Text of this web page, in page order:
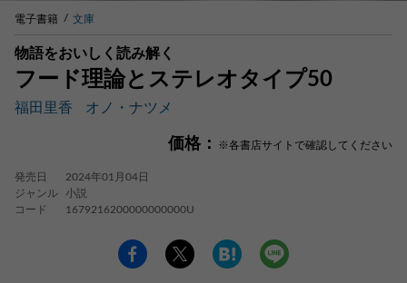
電子書籍 文庫
物語をおいしく読み解く
フード理論とステレオタイプ50
福田里香 オノ・ナツメ
価格： ※各書店サイトで確認してください
発売日
2024年01月04日
ジャンル
小説
コード
1679216200000000000U